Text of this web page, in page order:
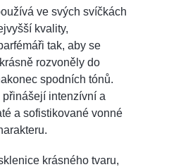
ve svých svíčkách
kvality,
tak, aby se
rozvoněly do
spodních tónů.
intenzívní a
a sofistikované vonné
krásného tvaru,